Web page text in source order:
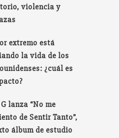
violencia y
extremo está
la vida de los
¿cuál es
lanza “No me
de Sentir Tanto”,
álbum de estudio